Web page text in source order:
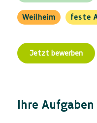
Weilheim feste
Ihre Aufgaben